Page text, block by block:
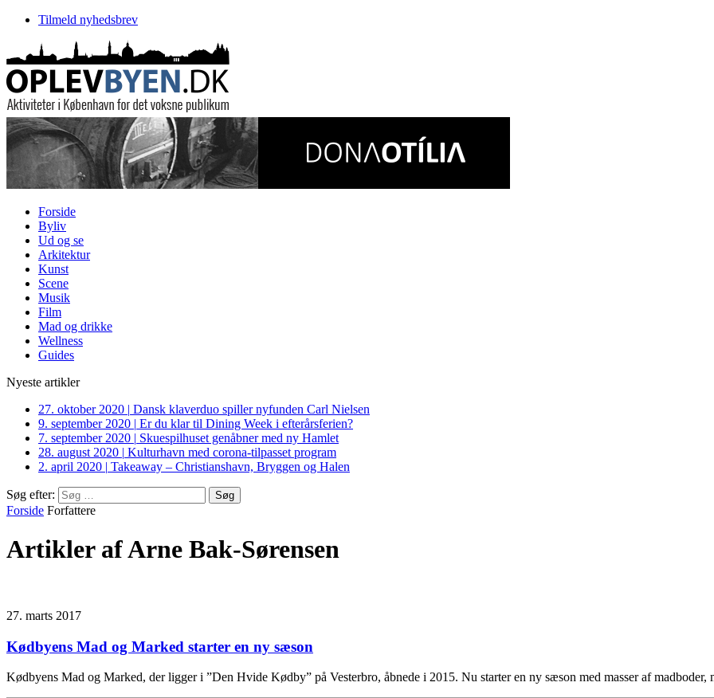
Tilmeld nyhedsbrev
Forside
Byliv
Ud og se
Arkitektur
Kunst
Scene
Musik
Film
Mad og drikke
Wellness
Guides
Nyeste artikler
27. oktober 2020 | Dansk klaverduo spiller nyfunden Carl Nielsen
9. september 2020 | Er du klar til Dining Week i efterårsferien?
7. september 2020 | Skuespilhuset genåbner med ny Hamlet
28. august 2020 | Kulturhavn med corona-tilpasset program
2. april 2020 | Takeaway – Christianshavn, Bryggen og Halen
Søg efter:
Forside Forfattere
Artikler af Arne Bak-Sørensen
27. marts 2017
Kødbyens Mad og Marked starter en ny sæson
Kødbyens Mad og Marked, der ligger i ”Den Hvide Kødby” på Vesterbro, åbnede i 2015. Nu starter en ny sæson med masser af